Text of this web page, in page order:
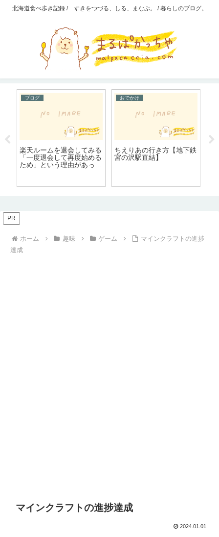
北海道食べ歩き記録 / すきをつづる、しる、まなぶ。 / 暮らしのブログ。
ブログ
楽天ルームを退会してみる
「一度退会して再度始める
ため」という理由があった
おでかけ
ちえりあの行き方【地下鉄
宮の沢駅直結】
PR
ホーム 趣味 ゲーム
マインクラフトの進捗
達成
マインクラフトの進捗達成
2024.01.01